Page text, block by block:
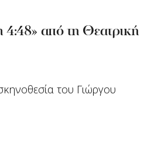
από τη Θεατρική
του Γιώργου